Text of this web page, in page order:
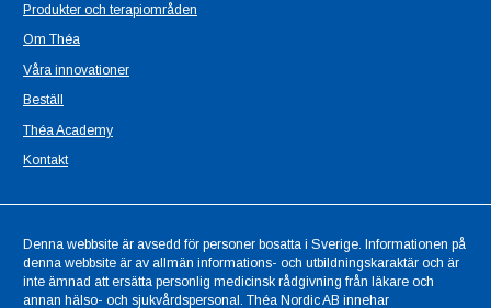
Produkter och terapiområden
Om Théa
Våra innovationer
Beställ
Théa Academy
Kontakt
Denna webbsite är avsedd för personer bosatta i Sverige. Informationen på
denna webbsite är av allmän informations- och utbildningskaraktär och är
inte ämnad att ersätta personlig medicinsk rådgivning från läkare och
annan hälso- och sjukvårdspersonal. Théa Nordic AB innehar